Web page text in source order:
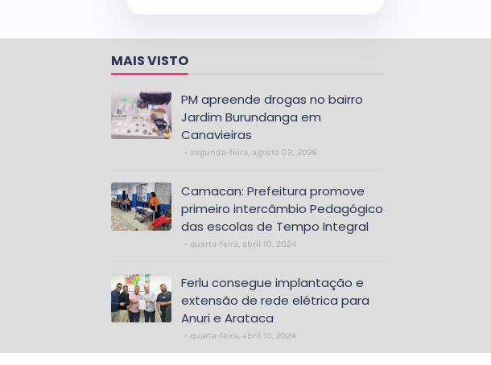
MAIS VISTO
PM apreende drogas no bairro
Jardim Burundanga em
Canavieiras
segunda-feira, agosto 03, 2026
Camacan: Prefeitura promove
primeiro intercâmbio Pedagógico
das escolas de Tempo Integral
quarta-feira, abril 10, 2024
Ferlu consegue implantação e
extensão de rede elétrica para
Anuri e Arataca
quarta-feira, abril 10, 2024